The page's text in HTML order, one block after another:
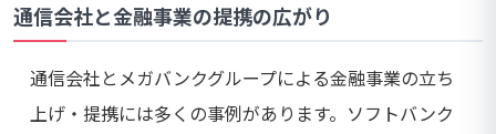
通信会社と金融事業の提携の広がり
通信会社とメガバンクグループによる金融事業の立ち
上げ・提携には多くの事例があります。ソフトバンク